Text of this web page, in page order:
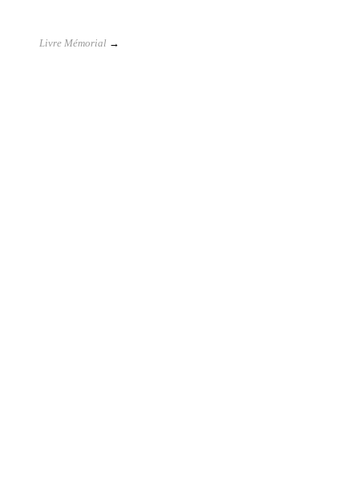
Livre Mémorial →